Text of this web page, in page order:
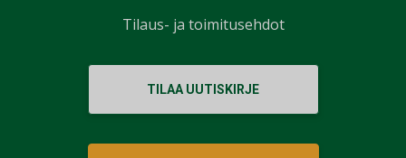
TILAA UUTISKIRJE
Tilaus- ja toimitusehdot